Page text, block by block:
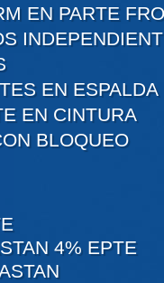
EN PARTE
EN ESPALDA
EN CINTURA
BLOQUEO
4% EPTE